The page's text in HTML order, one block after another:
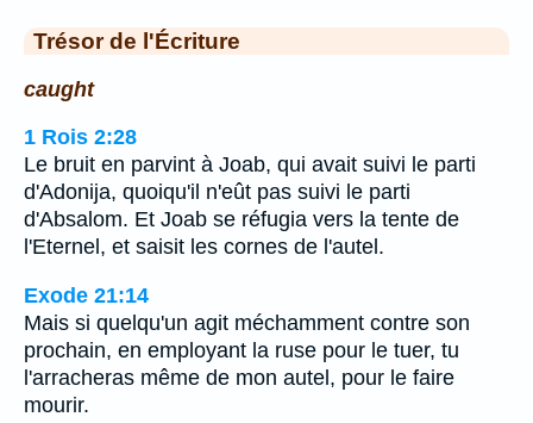
Trésor de l'Écriture
caught
1 Rois 2:28
Le bruit en parvint à Joab, qui avait suivi le parti
d'Adonija, quoiqu'il n'eût pas suivi le parti
d'Absalom. Et Joab se réfugia vers la tente de
l'Eternel, et saisit les cornes de l'autel.
Exode 21:14
Mais si quelqu'un agit méchamment contre son
prochain, en employant la ruse pour le tuer, tu
l'arracheras même de mon autel, pour le faire
mourir.